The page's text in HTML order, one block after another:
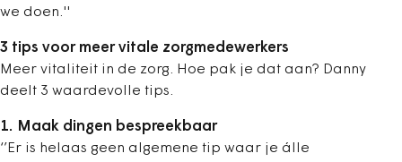
we doen.''
3 tips voor meer vitale zorgmedewerkers
Meer vitaliteit in de zorg. Hoe pak je dat aan? Danny
deelt 3 waardevolle tips.
1. Maak dingen bespreekbaar
‘’Er is helaas geen algemene tip waar je álle